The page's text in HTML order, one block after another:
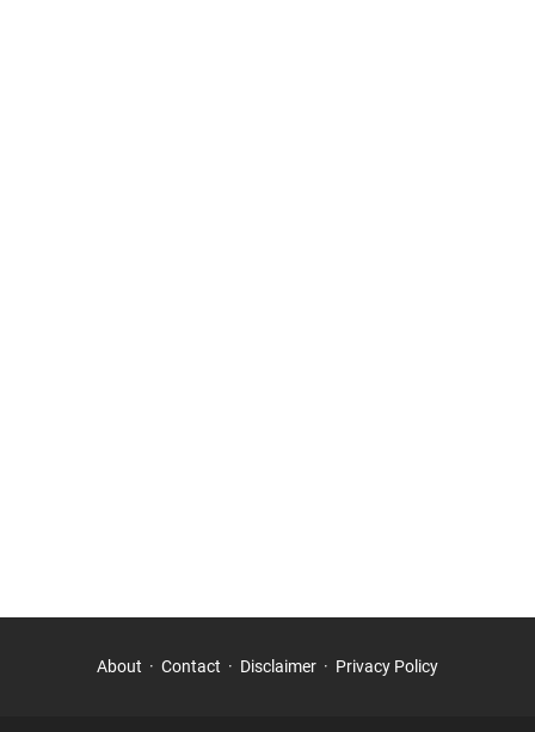
About Contact Disclaimer Privacy Policy